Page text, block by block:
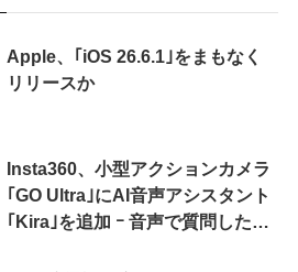
Apple、｢iOS 26.6.1｣をまもなく
リリースか
Insta360、小型アクションカメラ
｢GO Ultra｣にAI音声アシスタント
｢Kira｣を追加 ｰ 音声で質問した